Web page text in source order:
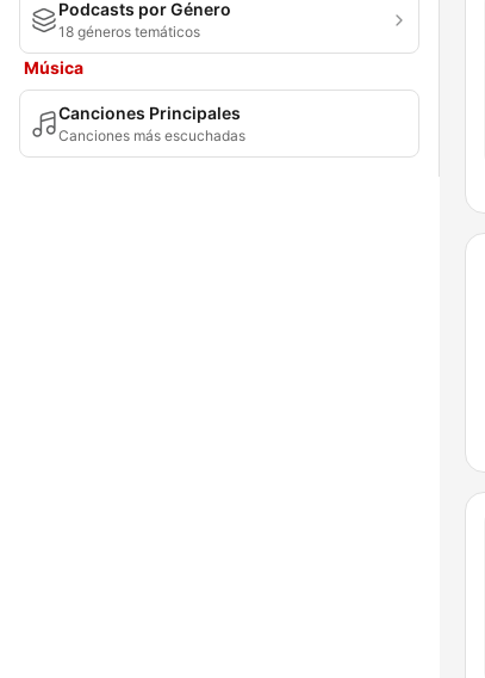
Podcasts por Género
18 géneros temáticos
Música
Canciones Principales
Canciones más escuchadas